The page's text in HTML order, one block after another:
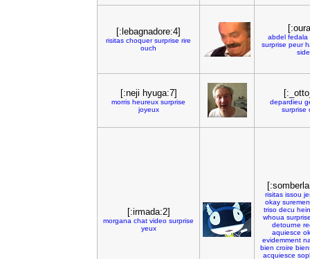
[:lebagnadore:4]
risitas choquer surprise rire
ouch
abdel fedala
surprise peur
[:neji hyuga:7]
morris heureux surprise
joyeux
depardieu
surprise
[:irmada:2]
morgana chat video surprise
yeux
risitas issou
okay
triso decu hein
whoua
detourne
aquiesce
evidemment
bien croire
acquiesce